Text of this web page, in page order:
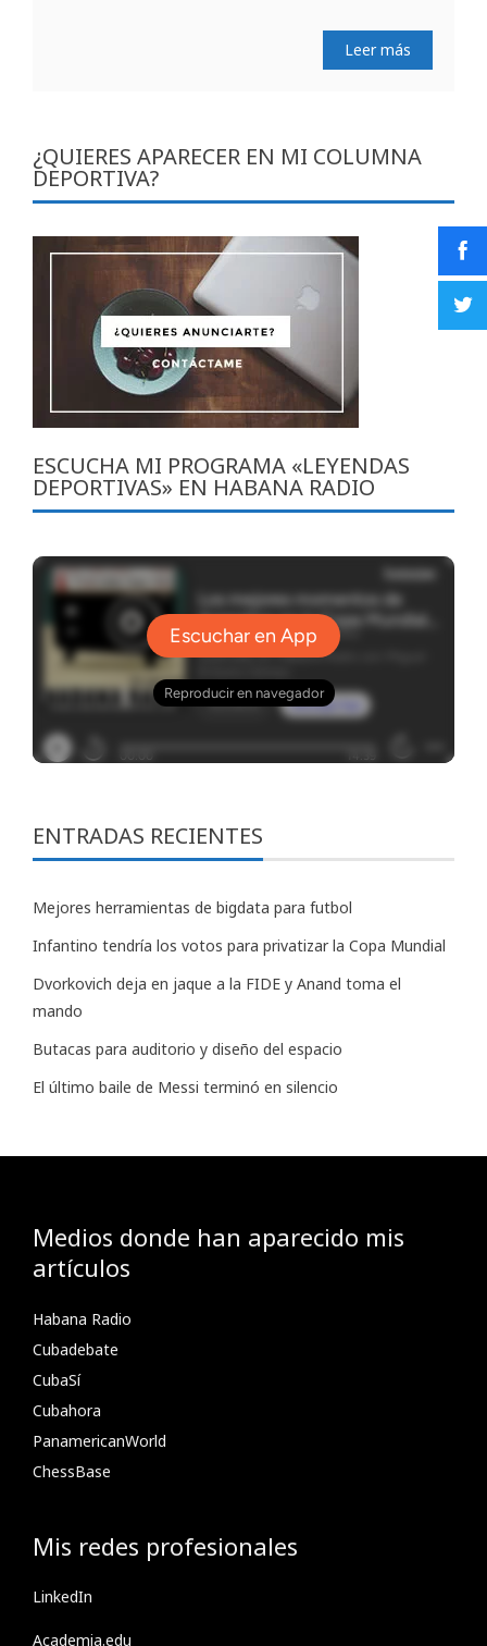
Leer más
¿QUIERES APARECER EN MI COLUMNA
DEPORTIVA?
ESCUCHA MI PROGRAMA «LEYENDAS
DEPORTIVAS» EN HABANA RADIO
ENTRADAS RECIENTES
Mejores herramientas de bigdata para futbol
Infantino tendría los votos para privatizar la Copa Mundial
Dvorkovich deja en jaque a la FIDE y Anand toma el
mando
Butacas para auditorio y diseño del espacio
El último baile de Messi terminó en silencio
Medios donde han aparecido mis
artículos
Habana Radio
Cubadebate
CubaSí
Cubahora
PanamericanWorld
ChessBase
Mis redes profesionales
LinkedIn
Academia.edu